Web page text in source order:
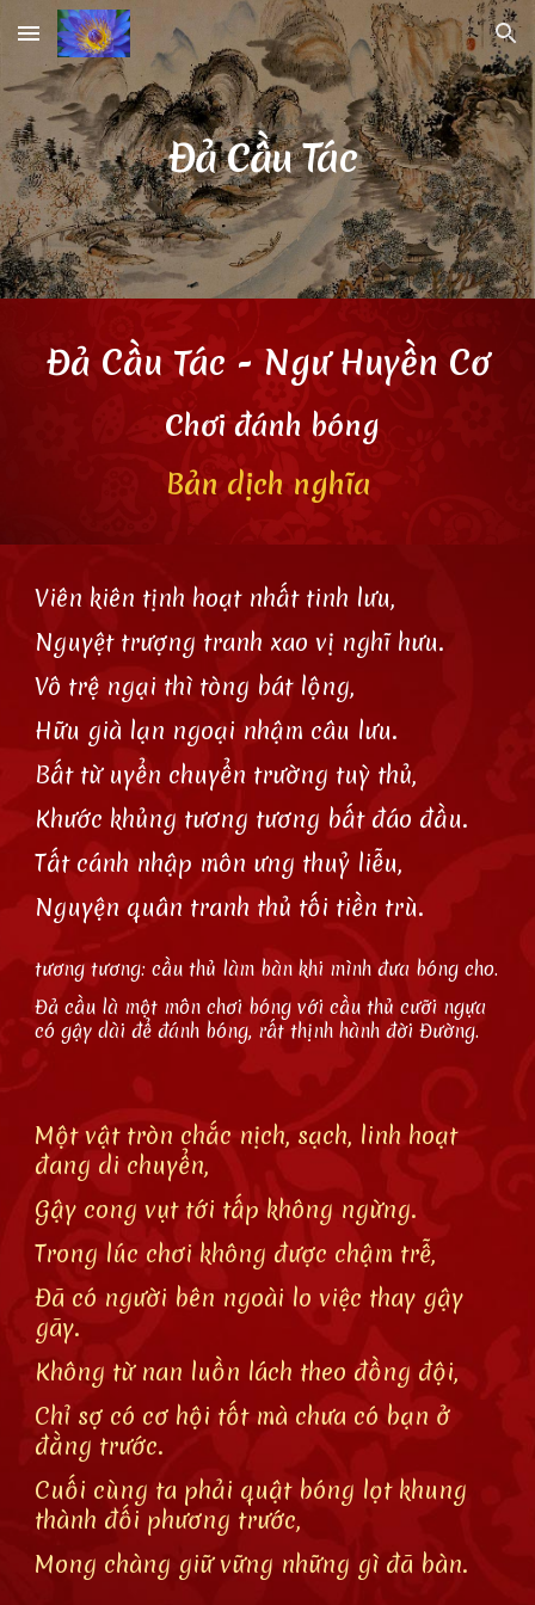
Skip to main content Skip to navigation
Đả Cầu Tác
Đả Cầu Tác - Ngư Huyền Cơ
Chơi đánh bóng
Bản dịch nghĩa
Viên kiên tịnh hoạt nhất tinh lưu,
Nguyệt trượng tranh xao vị nghĩ hưu.
Vô trệ ngại thì tòng bát lộng,
Hữu già lạn ngoại nhậm câu lưu.
Bất từ uyển chuyển trường tuỳ thủ,
Khước khủng tương tương bất đáo đầu.
Tất cánh nhập môn ưng thuỷ liễu,
Nguyện quân tranh thủ tối tiền trù.
tương tương: cầu thủ làm bàn khi mình đưa bóng cho.
Đả cầu là một môn chơi bóng với cầu thủ cưỡi ngựa
có gậy dài để đánh bóng, rất thịnh hành đời Đường.
Một vật tròn chắc nịch, sạch, linh hoạt
đang di chuyển,
Gậy cong vụt tới tấp không ngừng.
Trong lúc chơi không được chậm trễ,
Đã có người bên ngoài lo việc thay gậy
gãy.
Không từ nan luồn lách theo đồng đội,
Chỉ sợ có cơ hội tốt mà chưa có bạn ở
đằng trước.
Cuối cùng ta phải quật bóng lọt khung
thành đối phương trước,
Mong chàng giữ vững những gì đã bàn.